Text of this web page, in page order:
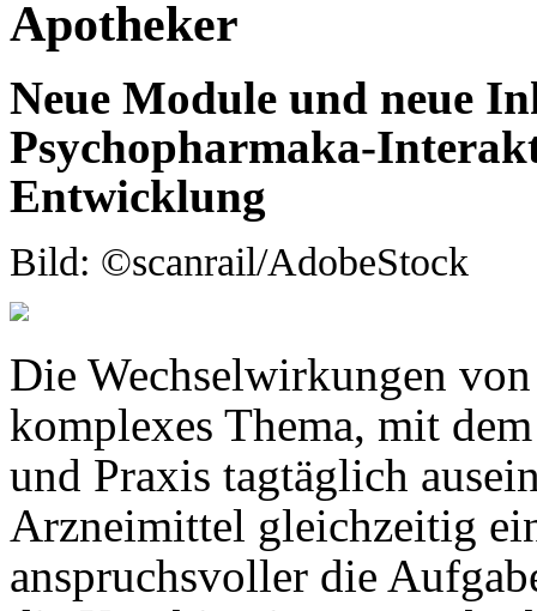
Apotheker
Neue Module und neue
Psychopharmaka-
Entwicklung
Bild: ©scanrail/AdobeStock
Die Wechselwirkungen
komplexes Thema, mit
und Praxis tagtäglich
Arzneimittel gleichzeitig
anspruchsvoller die